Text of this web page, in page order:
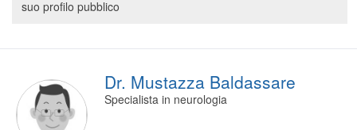
suo profilo pubblico
Dr. Mustazza Baldassare
Specialista in neurologia